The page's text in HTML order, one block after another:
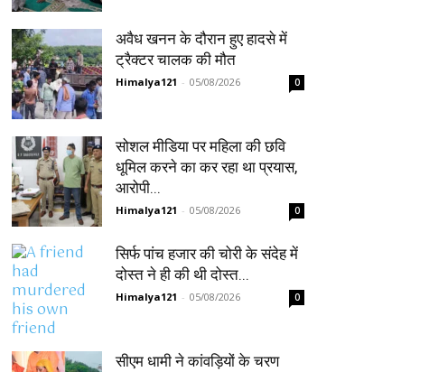
अवैध खनन के दौरान हुए हादसे में
ट्रैक्टर चालक की मौत
Himalya121 - 05/08/2026 0
सोशल मीडिया पर महिला की छवि
धूमिल करने का कर रहा था प्रयास,
आरोपी...
Himalya121 - 05/08/2026 0
सिर्फ पांच हजार की चोरी के संदेह में
दोस्त ने ही की थी दोस्त...
Himalya121 - 05/08/2026 0
सीएम धामी ने कांवड़ियों के चरण